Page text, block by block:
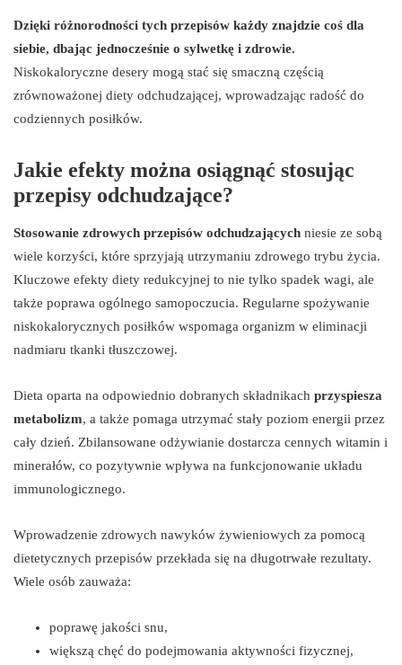
Dzięki różnorodności tych przepisów każdy znajdzie coś dla
siebie, dbając jednocześnie o sylwetkę i zdrowie.
Niskokaloryczne desery mogą stać się smaczną częścią
zrównoważonej diety odchudzającej, wprowadzając radość do
codziennych posiłków.
Jakie efekty można osiągnąć stosując
przepisy odchudzające?
Stosowanie zdrowych przepisów odchudzających niesie ze sobą
wiele korzyści, które sprzyjają utrzymaniu zdrowego trybu życia.
Kluczowe efekty diety redukcyjnej to nie tylko spadek wagi, ale
także poprawa ogólnego samopoczucia. Regularne spożywanie
niskokalorycznych posiłków wspomaga organizm w eliminacji
nadmiaru tkanki tłuszczowej.
Dieta oparta na odpowiednio dobranych składnikach przyspiesza
metabolizm, a także pomaga utrzymać stały poziom energii przez
cały dzień. Zbilansowane odżywianie dostarcza cennych witamin i
minerałów, co pozytywnie wpływa na funkcjonowanie układu
immunologicznego.
Wprowadzenie zdrowych nawyków żywieniowych za pomocą
dietetycznych przepisów przekłada się na długotrwałe rezultaty.
Wiele osób zauważa:
poprawę jakości snu,
większą chęć do podejmowania aktywności fizycznej,